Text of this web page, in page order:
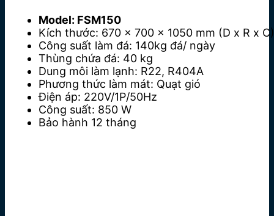
Model: FSM150
Kích thước: 670 x 700 x 1050 mm (D x R x C)
Công suất làm đá: 140kg đá/ ngày
Thùng chứa đá: 40 kg
Dung môi làm lạnh: R22, R404A
Phương thức làm mát: Quạt gió
Điện áp: 220V/1P/50Hz
Công suất: 850 W
Bảo hành 12 tháng